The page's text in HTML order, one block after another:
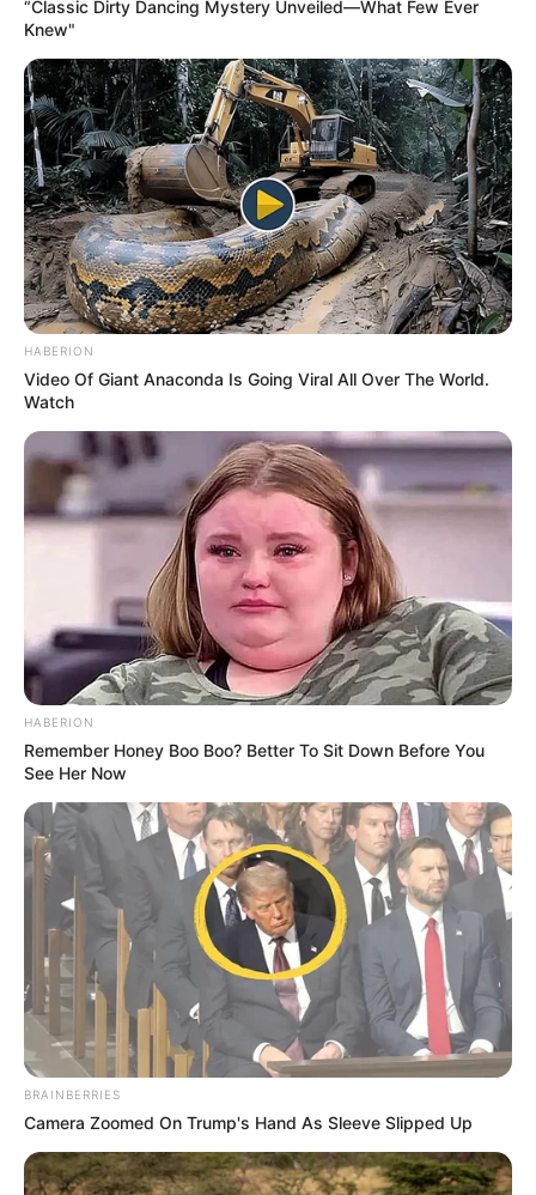
Arrivée Quinté PMU du PRIX DE
COMPIEGNE CITE IMPERIALE
10 – 12 – 5 – 6 – 4
Meilleur pronostic Quinté du Jour
Dauphiné-Libéré: 6 – 2 – 5 – 13 – 12 – 10 – 4 – 11
100% Quinté le Direct Course de
CanalTurf
Analyse et Pronostic détaillés du Tiercé Quarté
Quinté par Stéphane Davy de CanalTurf.
Voir leurs dernières vidéos.
L’accès au site est 100% gratuit, on vous sollicite s.v.p
pour nous soutenir avec un petit clic sur un des
boutons, merci à vous.
“Classic Dirty Dancing Mystery Unveiled—What Few Ever
Knew"
HABERION
Video Of Giant Anaconda Is Going Viral All Over The World.
Watch
HABERION
Remember Honey Boo Boo? Better To Sit Down Before You
See Her Now
BRAINBERRIES
Camera Zoomed On Trump's Hand As Sleeve Slipped Up